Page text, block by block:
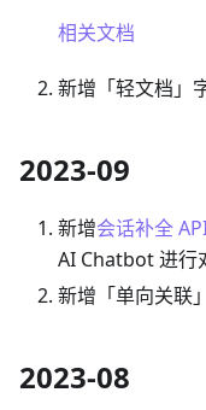
相关文档
新增「轻文档」
2023-09
新增会话补全
AI Chatbot 进行
新增「单向关联
2023-08